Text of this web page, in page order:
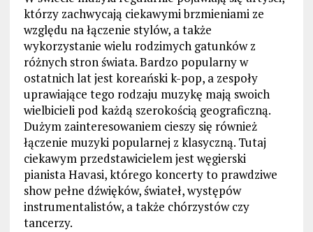
którzy zachwycają ciekawymi brzmieniami ze
względu na łączenie stylów, a także
wykorzystanie wielu rodzimych gatunków z
różnych stron świata. Bardzo popularny w
ostatnich lat jest koreański k-pop, a zespoły
uprawiające tego rodzaju muzykę mają swoich
wielbicieli pod każdą szerokością geograficzną.
Dużym zainteresowaniem cieszy się również
łączenie muzyki popularnej z klasyczną. Tutaj
ciekawym przedstawicielem jest węgierski
pianista Havasi, którego koncerty to prawdziwe
show pełne dźwięków, świateł, występów
instrumentalistów, a także chórzystów czy
tancerzy.